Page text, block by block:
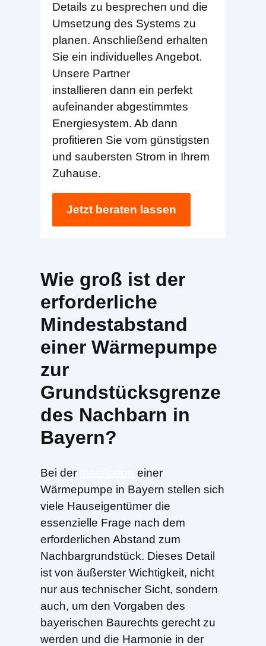
Details zu besprechen und die
Umsetzung des Systems zu
planen. Anschließend erhalten
Sie ein individuelles Angebot.
Unsere Partner
installieren dann ein perfekt
aufeinander abgestimmtes
Energiesystem. Ab dann
profitieren Sie vom günstigsten
und saubersten Strom in Ihrem
Zuhause.
Jetzt beraten lassen
Wie groß ist der
erforderliche
Mindestabstand
einer Wärmepumpe
zur
Grundstücksgrenze
des Nachbarn in
Bayern?
Bei der
einer
Wärmepumpe in Bayern stellen sich
viele Hauseigentümer die
essenzielle Frage nach dem
erforderlichen Abstand zum
Nachbargrundstück. Dieses Detail
ist von äußerster Wichtigkeit, nicht
nur aus technischer Sicht, sondern
auch, um den Vorgaben des
bayerischen Baurechts gerecht zu
werden und die Harmonie in der